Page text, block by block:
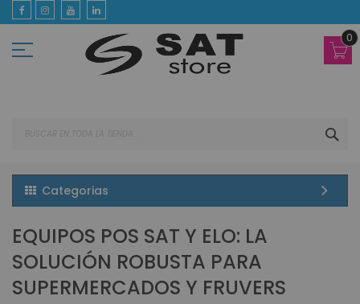
Ir
al
contenido
0
Categorias
EQUIPOS POS SAT Y ELO: LA
SOLUCIÓN ROBUSTA PARA
SUPERMERCADOS Y FRUVERS